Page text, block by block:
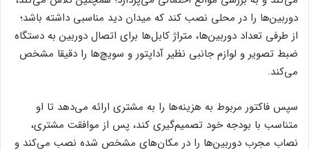
دوربین‌ها را در محلی نصب کند که میدان دید مناسبی داشته باشد؛
از طرفی تعداد دوربین‌ها، متراژ کابل‌ها برای اتصال دوربین به دستگاه
ضبط تصویر و لوازم جانبی نظیر آداپتور و سویچ‌ها را دقیقا مشخص
می‌کند.
سپس فاکتور مربوط به هزینه‌ها را به مشتری ارائه می‌دهد تا او
متناسب با بودجه خود تصمیم‌گیری کند، پس از موافقت مشتری،
نصاب مجرب دوربین‌ها را در مکان‌های مشخص شده نصب می‌کند و